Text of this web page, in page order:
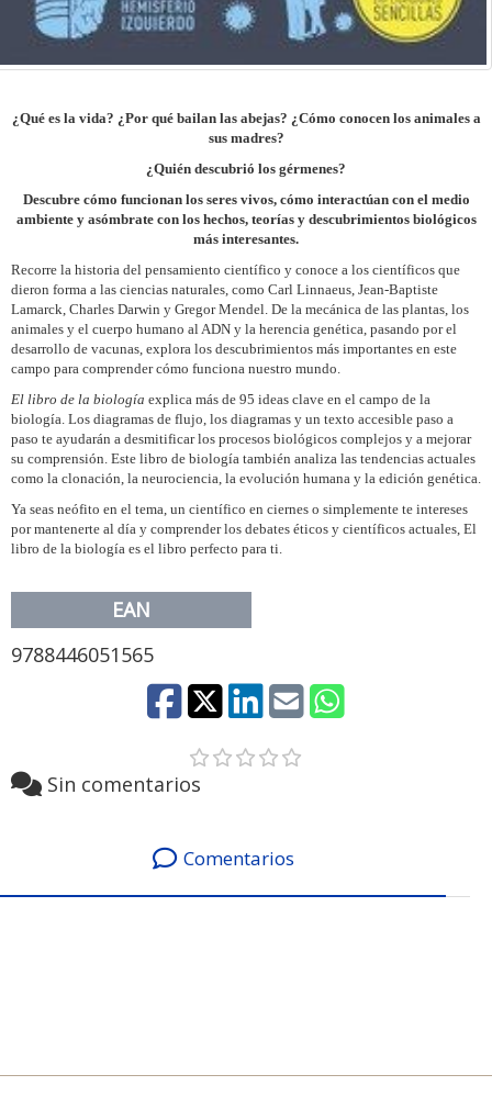
¿Qué es la vida? ¿Por qué bailan las abejas? ¿Cómo conocen los animales a
sus madres?
¿Quién descubrió los gérmenes?
Descubre cómo funcionan los seres vivos, cómo interactúan con el medio
ambiente y asómbrate con los hechos, teorías y descubrimientos biológicos
más interesantes.
Recorre la historia del pensamiento científico y conoce a los científicos que
dieron forma a las ciencias naturales, como Carl Linnaeus, Jean-Baptiste
Lamarck, Charles Darwin y Gregor Mendel. De la mecánica de las plantas, los
animales y el cuerpo humano al ADN y la herencia genética, pasando por el
desarrollo de vacunas, explora los descubrimientos más importantes en este
campo para comprender cómo funciona nuestro mundo.
El libro de la biología explica más de 95 ideas clave en el campo de la
biología. Los diagramas de flujo, los diagramas y un texto accesible paso a
paso te ayudarán a desmitificar los procesos biológicos complejos y a mejorar
su comprensión. Este libro de biología también analiza las tendencias actuales
como la clonación, la neurociencia, la evolución humana y la edición genética.
Ya seas neófito en el tema, un científico en ciernes o simplemente te intereses
por mantenerte al día y comprender los debates éticos y científicos actuales, El
libro de la biología es el libro perfecto para ti.
EAN
9788446051565
Sin comentarios
Comentarios